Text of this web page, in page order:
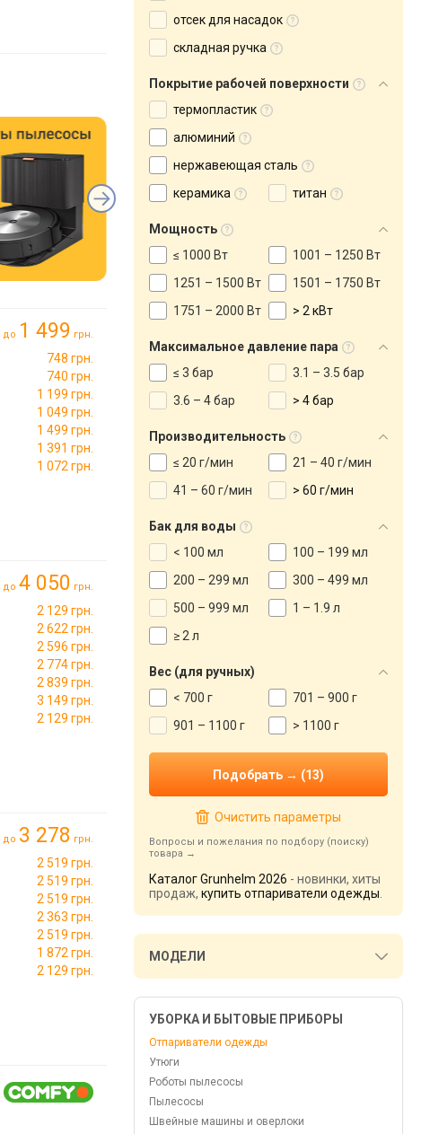
до 1 499 грн.
748 грн.
740 грн.
1 199 грн.
1 049 грн.
1 499 грн.
1 391 грн.
1 072 грн.
до 4 050 грн.
2 129 грн.
2 622 грн.
2 596 грн.
2 774 грн.
2 839 грн.
3 149 грн.
2 129 грн.
до 3 278 грн.
2 519 грн.
2 519 грн.
2 519 грн.
2 363 грн.
2 519 грн.
1 872 грн.
2 129 грн.
отсек для насадок
складная ручка
Покрытие рабочей поверхности
термопластик
алюминий
нержавеющая сталь
керамика
титан
Мощность
≤ 1000 Вт
1001 – 1250 Вт
1251 – 1500 Вт
1501 – 1750 Вт
1751 – 2000 Вт
> 2 кВт
Максимальное давление пара
≤ 3 бар
3.1 – 3.5 бар
3.6 – 4 бар
> 4 бар
Производительность
≤ 20 г/мин
21 – 40 г/мин
41 – 60 г/мин
> 60 г/мин
Бак для воды
< 100 мл
100 – 199 мл
200 – 299 мл
300 – 499 мл
500 – 999 мл
1 – 1.9 л
≥ 2 л
Вес (для ручных)
< 700 г
701 – 900 г
901 – 1100 г
> 1100 г
Очистить параметры
Вопросы и пожелания по подбору (поиску)
товара
Каталог Grunhelm 2026 - новинки, хиты
продаж, купить отпариватели одежды
МОДЕЛИ
УБОРКА И БЫТОВЫЕ ПРИБОРЫ
Отпариватели одежды
Утюги
Роботы пылесосы
Пылесосы
Швейные машины и оверлоки